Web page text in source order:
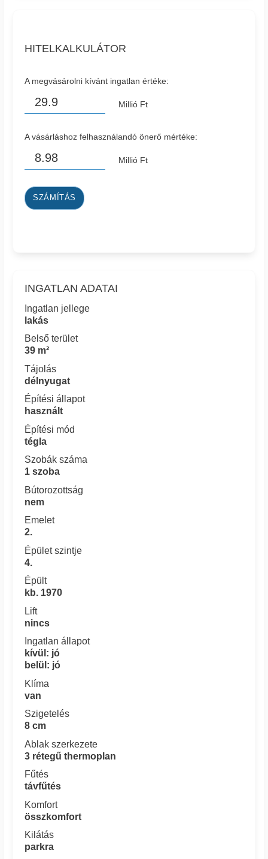
HITELKALKULÁTOR
A megvásárolni kívánt ingatlan értéke:
Millió Ft
A vásárláshoz felhasználandó önerő mértéke:
Millió Ft
SZÁMÍTÁS
INGATLAN ADATAI
Ingatlan jellege
lakás
Belső terület
39 m²
Tájolás
délnyugat
Építési állapot
használt
Építési mód
tégla
Szobák száma
1 szoba
Bútorozottság
nem
Emelet
2.
Épület szintje
4.
Épült
kb. 1970
Lift
nincs
Ingatlan állapot
kívül: jó
belül: jó
Klíma
van
Szigetelés
8 cm
Ablak szerkezete
3 rétegű thermoplan
Fűtés
távfűtés
Komfort
összkomfort
Kilátás
parkra